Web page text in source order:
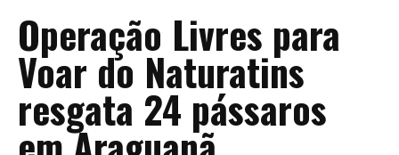
Operação Livres para
Voar do Naturatins
resgata 24 pássaros